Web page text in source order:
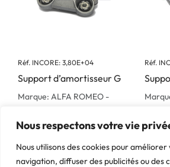
Nous respectons votre vie
Nous utilisons des cookies pour
navigation, diffuser des publicités ou des
Réf. INCORE: 3,80E+04
Support d’amortisseur G
Marque: ALFA ROMEO -
CITROËN - PEUGEOT,
Poids: 1.05 kg
Réf.
Poids: